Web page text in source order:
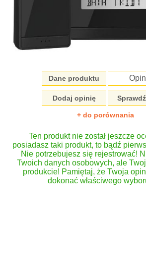
Dane produktu
Dodaj opinię
+ do porównania
Ten produkt nie został jeszcze
posiadasz taki produkt, to bądź
Nie potrzebujesz się rejestrować!
Twoich danych osobowych, ale
produkcie! Pamiętaj, że Twoja
dokonać właściwego